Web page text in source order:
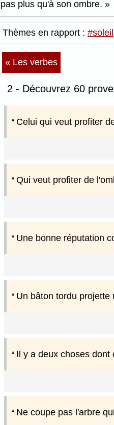
pas plus qu'à son ombre.
Thèmes en rapport : #soleil
« Les verbes
2 - Découvrez 60
Celui qui veut profiter
Qui veut profiter de
Une bonne réputation
Un bâton tordu projette
Il y a deux choses
Ne coupe pas l'arbre